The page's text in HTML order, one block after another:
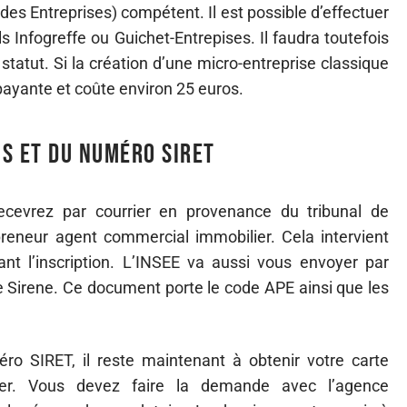
Entreprises) compétent. Il est possible d’effectuer
Infogreffe ou Guichet-Entrepises. Il faudra toutefois
Si la création d’une micro-entreprise classique
et coûte environ 25 euros.
du numéro SIRET
par courrier en provenance du tribunal de
agent commercial immobilier. Cela intervient
l’inscription. L’INSEE va aussi vous envoyer par
Ce document porte le code APE ainsi que les
SIRET, il reste maintenant à obtenir votre carte
Vous devez faire la demande avec l’agence